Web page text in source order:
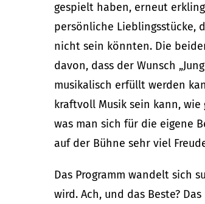
gespielt haben, erneut
persönliche Lieblingsstücke,
nicht sein könnten. Die
davon, dass der Wunsch
musikalisch erfüllt werden
kraftvoll Musik sein kann,
was man sich für die eigene
auf der Bühne sehr viel
Das Programm wandelt sich
wird. Ach, und das Beste?